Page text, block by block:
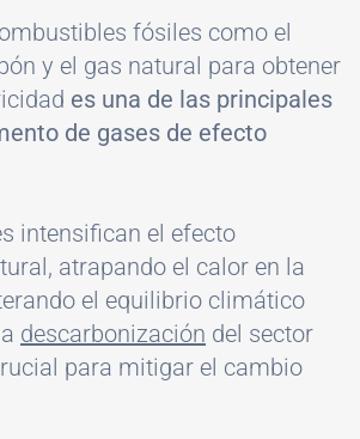
fósiles como el
y el gas natural para obtener
es una de las principales
de gases de efecto
intensifican el efecto
atrapando el calor en la
el equilibrio climático
descarbonización del sector
para mitigar el cambio